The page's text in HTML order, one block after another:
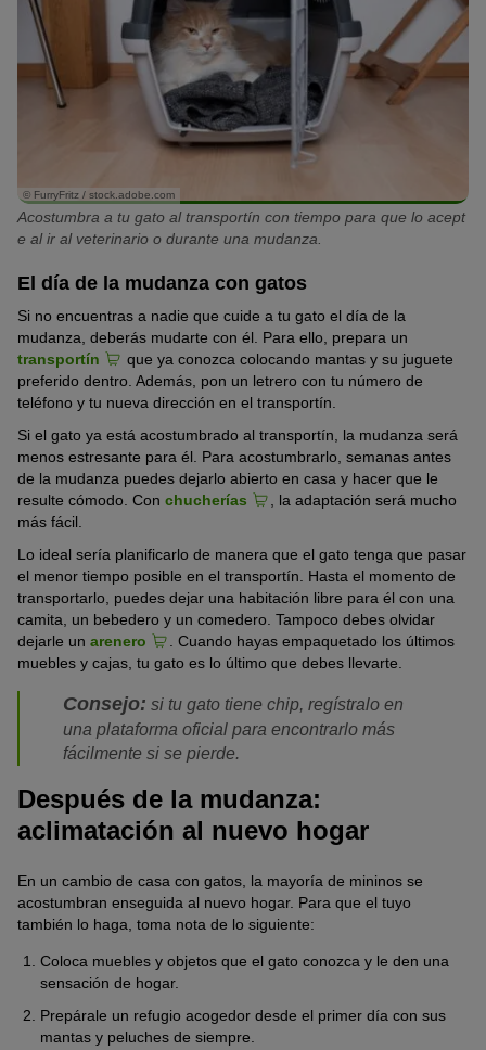
© FurryFritz / stock.adobe.com
Acostumbra a tu gato al transportín con tiempo para que lo acept
e al ir al veterinario o durante una mudanza.
El día de la mudanza con gatos
Si no encuentras a nadie que cuide a tu gato el día de la
mudanza, deberás mudarte con él. Para ello, prepara un
transportín
que ya conozca colocando mantas y su juguete
preferido dentro. Además, pon un letrero con tu número de
teléfono y tu nueva dirección en el transportín.
Si el gato ya está acostumbrado al transportín, la mudanza será
menos estresante para él. Para acostumbrarlo, semanas antes
de la mudanza puedes dejarlo abierto en casa y hacer que le
resulte cómodo. Con chucherías
, la adaptación será mucho
más fácil.
Lo ideal sería planificarlo de manera que el gato tenga que pasar
el menor tiempo posible en el transportín. Hasta el momento de
transportarlo, puedes dejar una habitación libre para él con una
camita, un bebedero y un comedero. Tampoco debes olvidar
dejarle un arenero
. Cuando hayas empaquetado los últimos
muebles y cajas, tu gato es lo último que debes llevarte.
Consejo: si tu gato tiene chip, regístralo en
una plataforma oficial para encontrarlo más
fácilmente si se pierde.
Después de la mudanza:
aclimatación al nuevo hogar
En un cambio de casa con gatos, la mayoría de mininos se
acostumbran enseguida al nuevo hogar. Para que el tuyo
también lo haga, toma nota de lo siguiente:
Coloca muebles y objetos que el gato conozca y le den una
sensación de hogar.
Prepárale un refugio acogedor desde el primer día con sus
mantas y peluches de siempre.